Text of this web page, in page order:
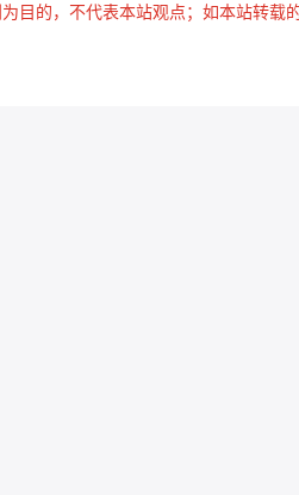
目的，不代表本站观点；如本站转载